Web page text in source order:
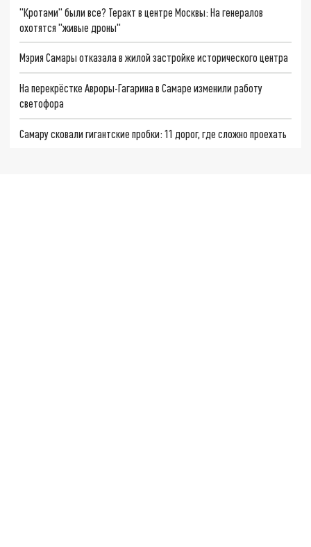
"Кротами" были все? Теракт в центре Москвы: На генералов
охотятся "живые дроны"
Мэрия Самары отказала в жилой застройке исторического центра
На перекрёстке Авроры-Гагарина в Самаре изменили работу
светофора
Самару сковали гигантские пробки: 11 дорог, где сложно проехать